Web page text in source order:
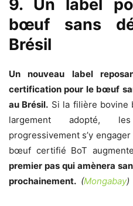
9. Un label
bœuf sans
Brésil
Un nouveau label
certification pour le bœuf
au Brésil. Si la filière bovine
largement adopté,
progressivement s’y
bœuf certifié BoT
premier pas qui amènera
prochainement. (Mongabay)